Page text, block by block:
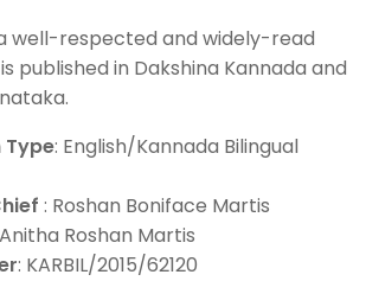
well-respected and widely-read
published in Dakshina Kannada and
Type: English/Kannada Bilingual
: Roshan Boniface Martis
Roshan Martis
: KARBIL/2015/62120